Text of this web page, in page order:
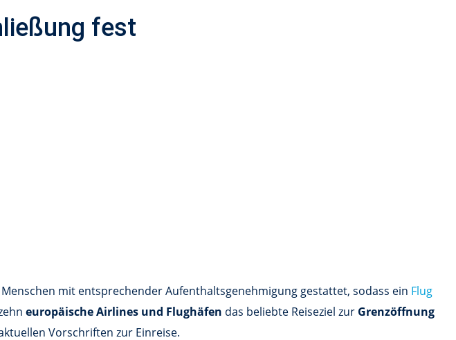
fest
mit entsprechender Aufenthaltsgenehmigung gestattet, sodass ein Flug
europäische Airlines und Flughäfen das beliebte Reiseziel zur Grenzöffnung
Vorschriften zur Einreise.